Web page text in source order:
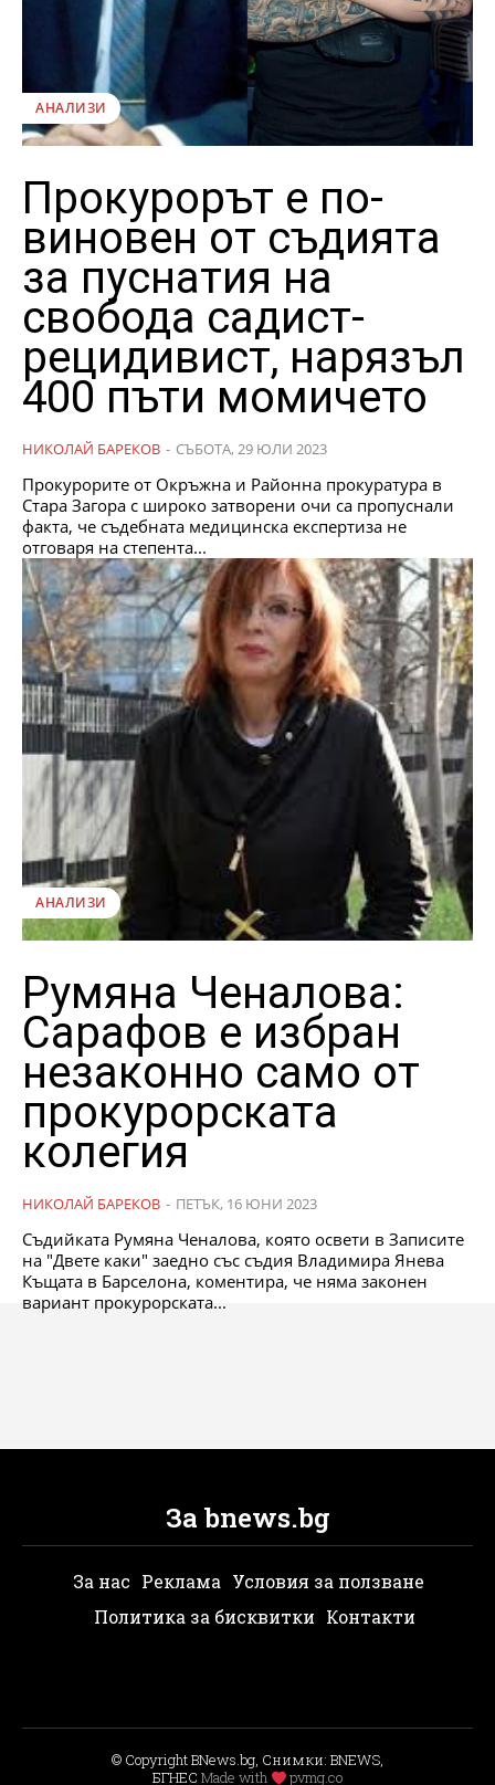
АНАЛИЗИ
Прокурорът е по-
виновен от съдията
за пуснатия на
свобода садист-
рецидивист, нарязъл
400 пъти момичето
НИКОЛАЙ БАРЕКОВ - СЪБОТА, 29 ЮЛИ 2023
Прокурорите от Окръжна и Районна прокуратура в
Стара Загора с широко затворени очи са пропуснали
факта, че съдебната медицинска експертиза не
отговаря на степента...
АНАЛИЗИ
Румяна Ченалова:
Сарафов е избран
незаконно само от
прокурорската
колегия
НИКОЛАЙ БАРЕКОВ - ПЕТЪК, 16 ЮНИ 2023
Съдийката Румяна Ченалова, която освети в Записите
на "Двете каки" заедно със съдия Владимира Янева
Къщата в Барселона, коментира, че няма законен
вариант прокурорската...
За bnews.bg
За нас Реклама Условия за ползване
Политика за бисквитки Контакти
© Copyright BNews.bg, Снимки: BNEWS,
БГНЕС Мade with pvmg.co